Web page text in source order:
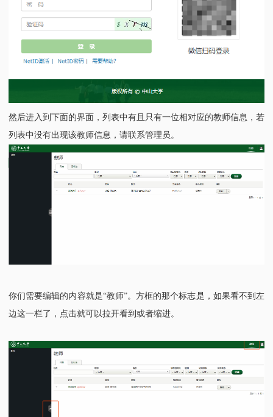
然后进入到下面的界面，列表中有且只有一位相对应的教师信息，若
列表中没有出现该教师信息，请联系管理员。
你们需要编辑的内容就是“教师”。方框的那个标志是，如果看不到左
边这一栏了，点击就可以拉开看到或者缩进。